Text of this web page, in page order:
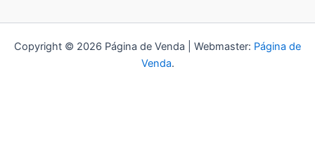
Copyright © 2026 Página de Venda | Webmaster: Página de
Venda.